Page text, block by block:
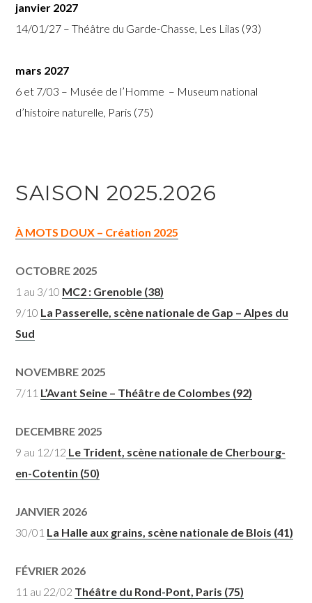
janvier 2027
14/01/27 – Théâtre du Garde-Chasse, Les Lilas (93)
mars 2027
6 et 7/03 – Musée de l’Homme – Museum national
d’histoire naturelle, Paris (75)
SAISON 2025.2026
À MOTS DOUX – Création 2025
OCTOBRE 2025
1 au 3/10 MC2 : Grenoble (38)
9/10 La Passerelle, scène nationale de Gap – Alpes du
Sud
NOVEMBRE 2025
7/11 L’Avant Seine – Théâtre de Colombes (92)
DECEMBRE 2025
9 au 12/12 Le Trident, scène nationale de Cherbourg-
en-Cotentin (50)
JANVIER 2026
30/01 La Halle aux grains, scène nationale de Blois (41)
FÉVRIER 2026
11 au 22/02 Théâtre du Rond-Pont, Paris (75)